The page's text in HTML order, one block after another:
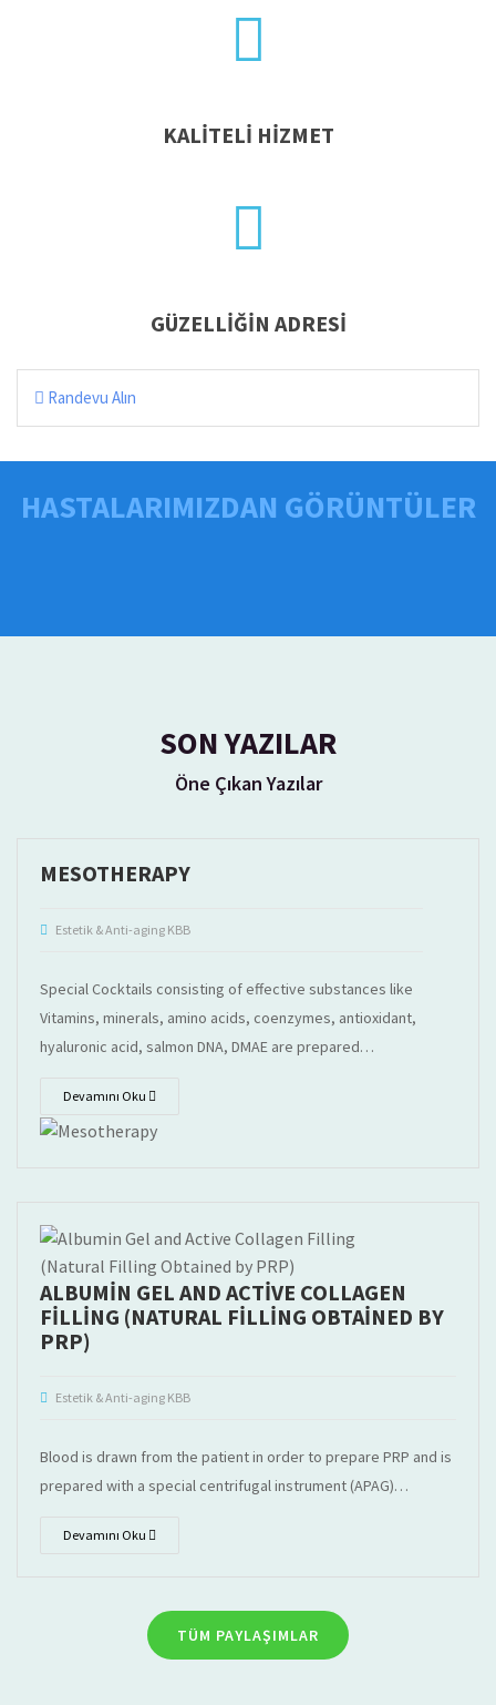
KALITELI HIZMET
GÜZELLIĞIN ADRESI
Randevu Alın
HASTALARIMIZDAN GÖRÜNTÜLER
SON YAZILAR
Öne Çıkan Yazılar
MESOTHERAPY
Estetik & Anti-aging KBB
Special Cocktails consisting of effective substances like
Vitamins, minerals, amino acids, coenzymes, antioxidant,
hyaluronic acid, salmon DNA, DMAE are prepared…
Devamını Oku
ALBUMIN GEL AND ACTIVE COLLAGEN
FILLING (NATURAL FILLING OBTAINED BY
PRP)
Estetik & Anti-aging KBB
Blood is drawn from the patient in order to prepare PRP and is
prepared with a special centrifugal instrument (APAG)…
Devamını Oku
TÜM PAYLAŞIMLAR